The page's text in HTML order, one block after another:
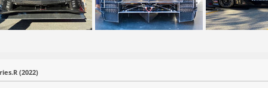
(2022)